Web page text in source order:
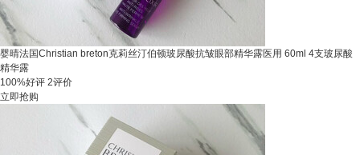
婴晴法国Christian breton克莉丝汀伯顿玻尿酸抗皱眼部精华露医用 60ml 4支玻尿酸
精华露
100%好评 2评价
立即抢购